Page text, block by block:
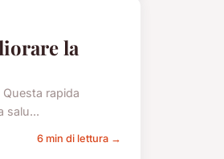
la
rapida
salu...
6 min di lettura →